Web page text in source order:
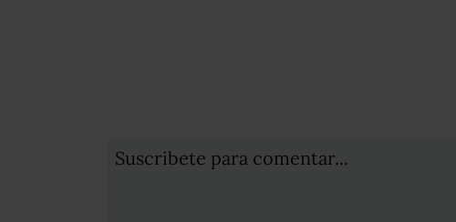
Suscribete para comentar...